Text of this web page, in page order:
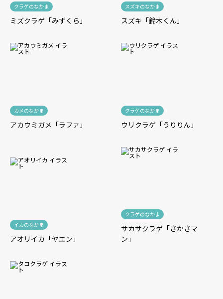
クラゲのなかま
ミズクラゲ「みずくら」
スズキのなかま
スズキ「鈴木くん」
カメのなかま
アカウミガメ「ラファ」
クラゲのなかま
ウリクラゲ「うりりん」
イカのなかま
アオリイカ「ヤエン」
クラゲのなかま
サカサクラゲ「さかさマ
ン」